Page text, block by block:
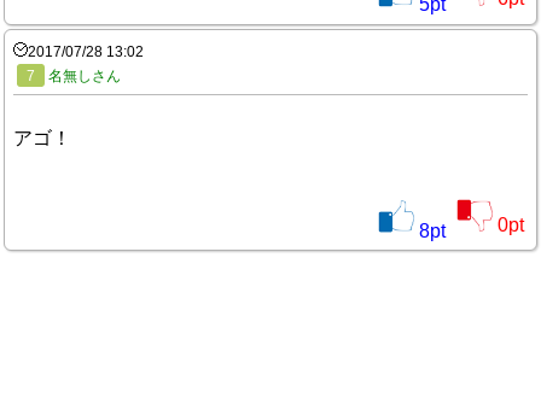
5pt
2017/07/28 13:02
7
名無しさん
アゴ！
8pt 0pt